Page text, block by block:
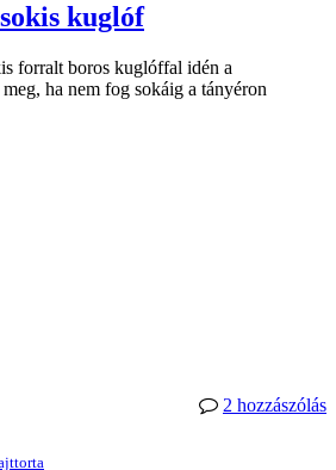
kuglóf
forralt boros kuglóffal idén a
ha nem fog sokáig a tányéron
2 hozzászólás